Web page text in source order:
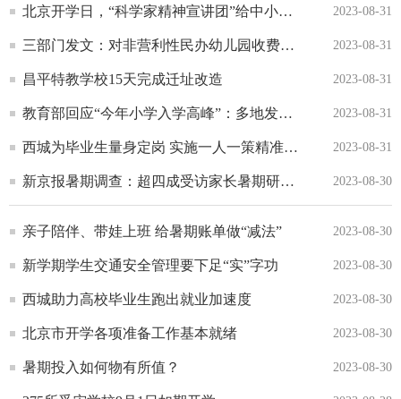
北京开学日，“科学家精神宣讲团”给中小学生开启科学第一课 2023-08-31
三部门发文：对非营利性民办幼儿园收费实行政府指导价管理 2023-08-31
昌平特教学校15天完成迁址改造 2023-08-31
教育部回应“今年小学入学高峰”：多地发布预警、扩大学位供给 2023-08-31
西城为毕业生量身定岗 实施一人一策精准帮扶 2023-08-31
新京报暑期调查：超四成受访家长暑期研学旅游花销最大 2023-08-30
亲子陪伴、带娃上班 给暑期账单做“减法” 2023-08-30
新学期学生交通安全管理要下足“实”字功 2023-08-30
西城助力高校毕业生跑出就业加速度 2023-08-30
北京市开学各项准备工作基本就绪 2023-08-30
暑期投入如何物有所值？ 2023-08-30